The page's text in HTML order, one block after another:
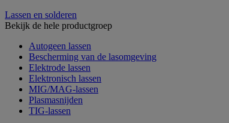
Lassen en solderen
Bekijk de hele productgroep
Autogeen lassen
Bescherming van de lasomgeving
Elektrode lassen
Elektronisch lassen
MIG/MAG-lassen
Plasmasnijden
TIG-lassen